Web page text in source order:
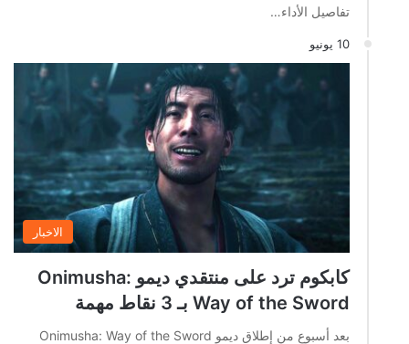
تفاصيل الأداء…
10 يونيو
الاخبار
كابكوم ترد على منتقدي ديمو Onimusha:
Way of the Sword بـ 3 نقاط مهمة
بعد أسبوع من إطلاق ديمو Onimusha: Way of the Sword